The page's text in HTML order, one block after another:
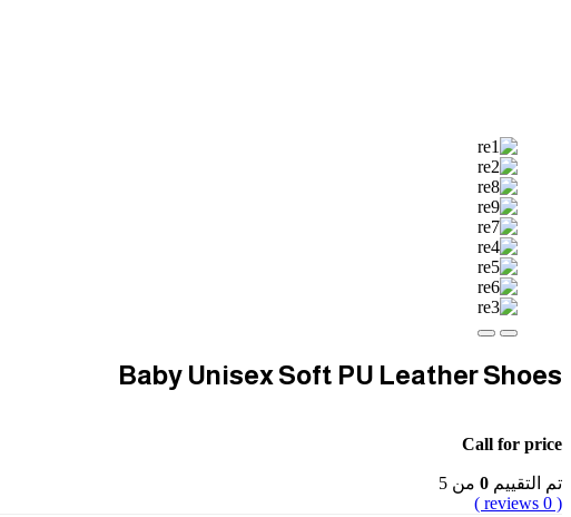
Baby Unisex Soft PU Leather Shoes
Call for price
تم التقييم 0 من 5
( 0 reviews )